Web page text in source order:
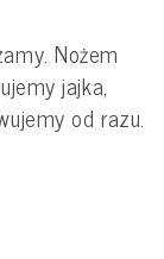
Nożem
jajka,
od razu.